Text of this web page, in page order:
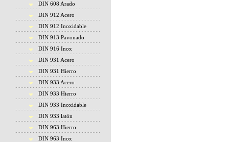
DIN 608 Arado
DIN 912 Acero
DIN 912 Inoxidable
DIN 913 Pavonado
DIN 916 Inox
DIN 931 Acero
DIN 931 Hierro
DIN 933 Acero
DIN 933 Hierro
DIN 933 Inoxidable
DIN 933 latón
DIN 963 Hierro
DIN 963 Inox